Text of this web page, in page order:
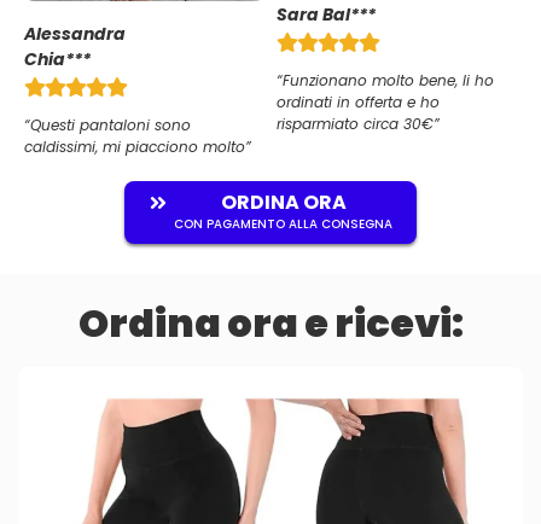
Alessandra
Chia***
“Questi pantaloni sono
caldissimi, mi piacciono molto”
Sara Bal***
“Funzionano molto bene, li ho
ordinati in offerta e ho
risparmiato circa 30€”
ORDINA ORA
CON PAGAMENTO ALLA CONSEGNA
Ordina ora e ricevi: